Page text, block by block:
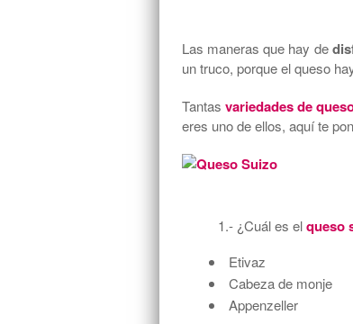
Las maneras que hay de
un truco, porque el queso
Tantasvariedades de
eres uno de ellos, aquí te
1.- ¿Cuál es elqueso
Etivaz
Cabeza de monje
Appenzeller